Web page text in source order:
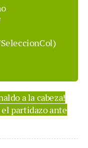
a la cabeza!
partidazo ante